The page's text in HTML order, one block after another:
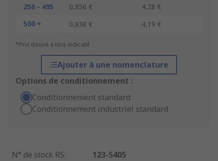
250 - 495
0,856 €
4,28 €
500 +
0,838 € 4,19 €
*Prix donné à titre indicatif
Ajouter à une nomenclature
Options de conditionnement :
Conditionnement standard
Conditionnement industriel standard
N° de stock RS:
123-5405